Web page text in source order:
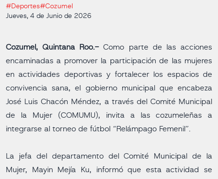
#Deportes#Cozumel
Jueves, 4 de Junio de 2026
Cozumel, Quintana Roo.-Como parte de las acciones
encaminadas a promover la participación de las mujeres
en actividades deportivas y fortalecer los espacios de
convivencia sana, el gobierno municipal que encabeza
José Luis Chacón Méndez, a través del Comité Municipal
de la Mujer (COMUMU), invita a las cozumeleñas a
integrarse al torneo de fútbol “Relámpago Femenil”.
La jefa del departamento del Comité Municipal de la
Mujer, Mayin Mejía Ku, informó que esta actividad se